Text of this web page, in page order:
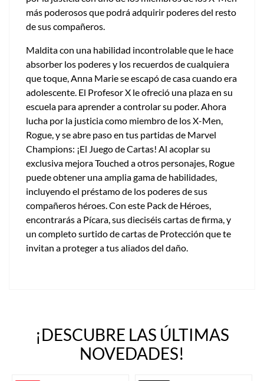
más poderosos que podrá adquirir poderes del resto
de sus compañeros.
Maldita con una habilidad incontrolable que le hace
absorber los poderes y los recuerdos de cualquiera
que toque, Anna Marie se escapó de casa cuando era
adolescente. El Profesor X le ofreció una plaza en su
escuela para aprender a controlar su poder. Ahora
lucha por la justicia como miembro de los X-Men,
Rogue, y se abre paso en tus partidas de Marvel
Champions: ¡El Juego de Cartas! Al acoplar su
exclusiva mejora Touched a otros personajes, Rogue
puede obtener una amplia gama de habilidades,
incluyendo el préstamo de los poderes de sus
compañeros héroes. Con este Pack de Héroes,
encontrarás a Pícara, sus dieciséis cartas de firma, y
un completo surtido de cartas de Protección que te
invitan a proteger a tus aliados del daño.
¡DESCUBRE LAS ÚLTIMAS
NOVEDADES!